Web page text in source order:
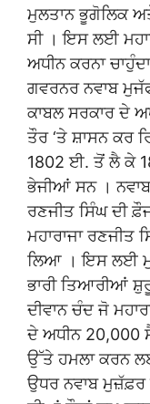
ਮੁਲਤਾਨ ਭੂਗੋਲਿਕ
ਸੀ । ਇਸ ਲਈ
ਅਧੀਨ ਕਰਨਾ
ਗਵਰਨਰ ਨਵਾਬ
ਕਾਬਲ ਸਰਕਾਰ ਦੇ
ਤੌਰ ‘ਤੇ ਸ਼ਾਸਨ ਕਰ
1802 ਈ. ਤੋਂ ਲੈ ਕੇ
ਭੇਜੀਆਂ ਸਨ । ਨਵਾਬ
ਰਣਜੀਤ ਸਿੰਘ ਦੀ
ਮਹਾਰਾਜਾ ਰਣਜੀਤ
ਲਿਆ । ਇਸ ਲਈ
ਭਾਰੀ ਤਿਆਰੀਆਂ
ਦੀਵਾਨ ਚੰਦ ਜੋ
ਦੇ ਅਧੀਨ 20,000
ਉੱਤੇ ਹਮਲਾ ਕਰਨ
ਉਧਰ ਨਵਾਬ ਮੁਜ਼ੱਫ਼ਰ